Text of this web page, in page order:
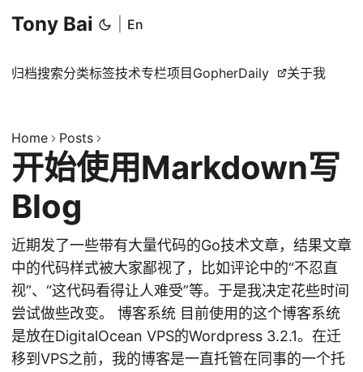
Tony Bai En
归档搜索分类标签技术专栏项目 GopherDaily 关于我
Home Posts
开始使用Markdown写
Blog
近期发了一些带有大量代码的Go技术文章，结果文章
中的代码样式被大家鄙视了，比如评论中的“不忍直
视”、“这代码看得让人难受”等。于是我决定花些时间
尝试做些改变。 博客系统 目前使用的这个博客系统
是放在DigitalOcean VPS的Wordpress 3.2.1。在迁
移到VPS之前，我的博客是一直托管在同事的一个托